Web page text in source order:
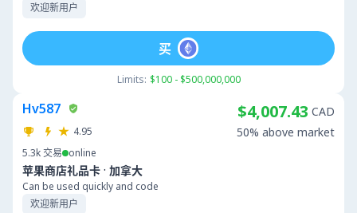
欢迎新用户
Limits: $100 - $500,000,000
买
Hv587
4.95
5.3k交易 online
苹果商店礼品卡 · 加拿大
Can be used quickly and code
欢迎新用户
$4,007.43 CAD
50% above market